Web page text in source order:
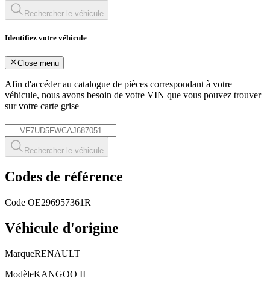
Rechercher le véhicule
Identifiez votre véhicule
Close menu
Afin d'accéder au catalogue de pièces correspondant à votre
véhicule, nous avons besoin de votre VIN que vous pouvez trouver
sur votre carte grise
*
Rechercher le véhicule
Codes de référence
Code OE296957361R
Véhicule d'origine
MarqueRENAULT
ModèleKANGOO II